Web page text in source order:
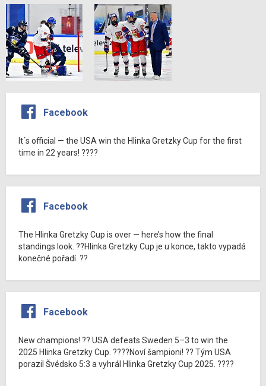
Facebook
It´s official — the USA win the Hlinka Gretzky Cup for the first
time in 22 years! ????
Facebook
The Hlinka Gretzky Cup is over — here’s how the final
standings look. ??Hlinka Gretzky Cup je u konce, takto vypadá
konečné pořadí. ??
Facebook
New champions! ?? USA defeats Sweden 5–3 to win the
2025 Hlinka Gretzky Cup. ????Noví šampioni! ?? Tým USA
porazil Švédsko 5:3 a vyhrál Hlinka Gretzky Cup 2025. ????